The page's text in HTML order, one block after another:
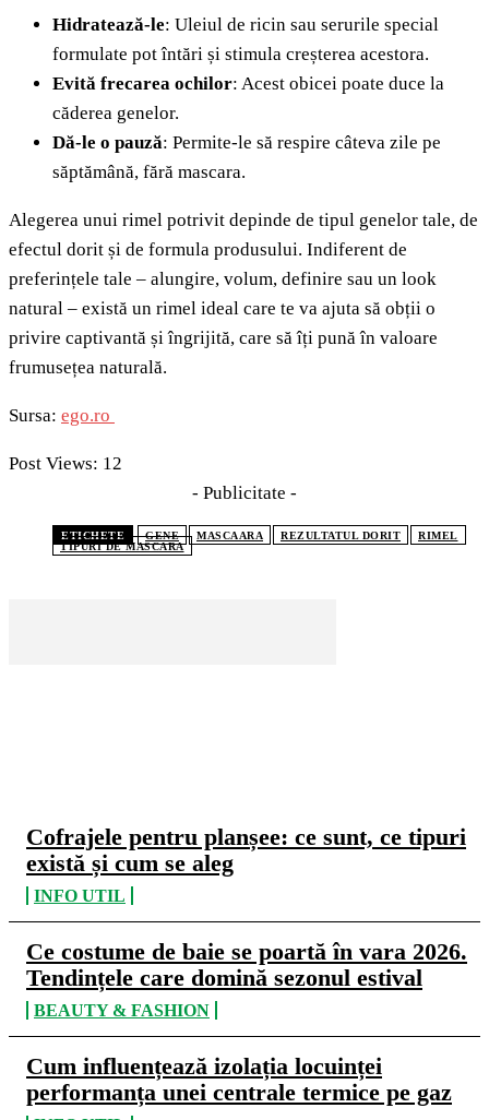
Cofrajele pentru planșee: ce sunt, ce tipuri
există și cum se aleg
INFO UTIL
Ce costume de baie se poartă în vara 2026.
Tendințele care domină sezonul estival
BEAUTY & FASHION
Cum influențează izolația locuinței
performanța unei centrale termice pe gaz
Hidratează-le: Uleiul de ricin sau serurile special
formulate pot întări și stimula creșterea acestora.
Evită frecarea ochilor: Acest obicei poate duce la
căderea genelor.
Dă-le o pauză: Permite-le să respire câteva zile pe
săptămână, fără mascara.
Alegerea unui rimel potrivit depinde de tipul genelor tale, de
efectul dorit și de formula produsului. Indiferent de
preferințele tale – alungire, volum, definire sau un look
natural – există un rimel ideal care te va ajuta să obții o
privire captivantă și îngrijită, care să îți pună în valoare
frumusețea naturală.
Sursa: ego.ro
Post Views: 12
- Publicitate -
ETICHETE GENE MASCAARA REZULTATUL DORIT
RIMEL
TIPURI DE MASCARA